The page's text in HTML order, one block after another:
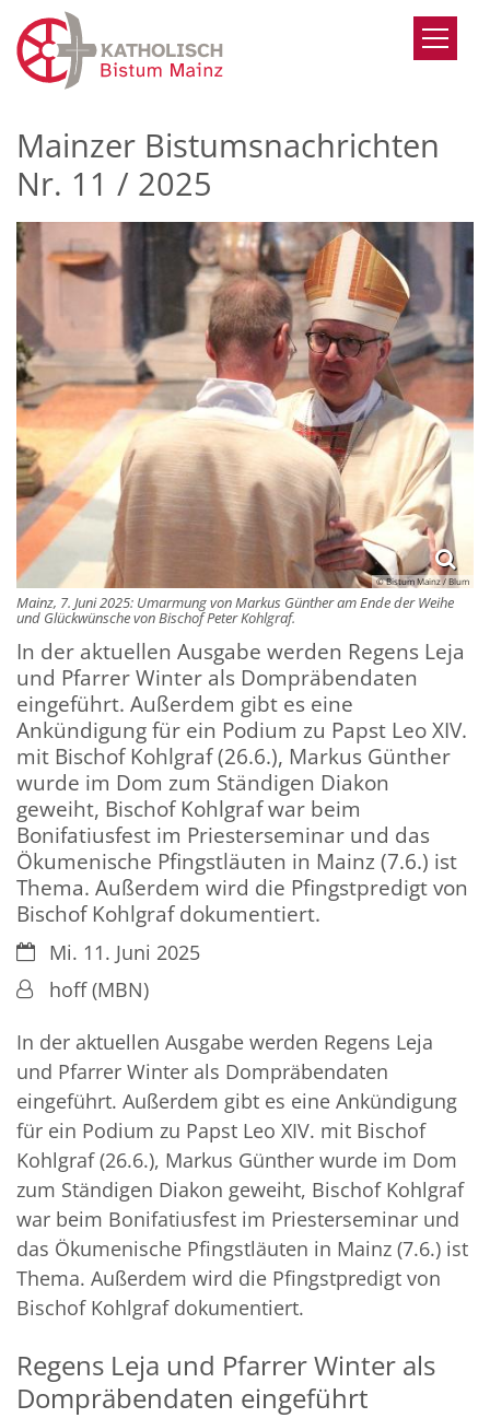
Zum Inhalt springen
Mainzer Bistumsnachrichten
Nr. 11 / 2025
© Bistum Mainz / Blum
Mainz, 7. Juni 2025: Umarmung von Markus Günther am Ende der Weihe
und Glückwünsche von Bischof Peter Kohlgraf.
In der aktuellen Ausgabe werden Regens Leja
und Pfarrer Winter als Dompräbendaten
eingeführt. Außerdem gibt es eine
Ankündigung für ein Podium zu Papst Leo XIV.
mit Bischof Kohlgraf (26.6.), Markus Günther
wurde im Dom zum Ständigen Diakon
geweiht, Bischof Kohlgraf war beim
Bonifatiusfest im Priesterseminar und das
Ökumenische Pfingstläuten in Mainz (7.6.) ist
Thema. Außerdem wird die Pfingstpredigt von
Bischof Kohlgraf dokumentiert.
Datum:Mi. 11. Juni 2025
Von:hoff (MBN)
In der aktuellen Ausgabe werden Regens Leja
und Pfarrer Winter als Dompräbendaten
eingeführt. Außerdem gibt es eine Ankündigung
für ein Podium zu Papst Leo XIV. mit Bischof
Kohlgraf (26.6.), Markus Günther wurde im Dom
zum Ständigen Diakon geweiht, Bischof Kohlgraf
war beim Bonifatiusfest im Priesterseminar und
das Ökumenische Pfingstläuten in Mainz (7.6.) ist
Thema. Außerdem wird die Pfingstpredigt von
Bischof Kohlgraf dokumentiert.
Regens Leja und Pfarrer Winter als
Dompräbendaten eingeführt